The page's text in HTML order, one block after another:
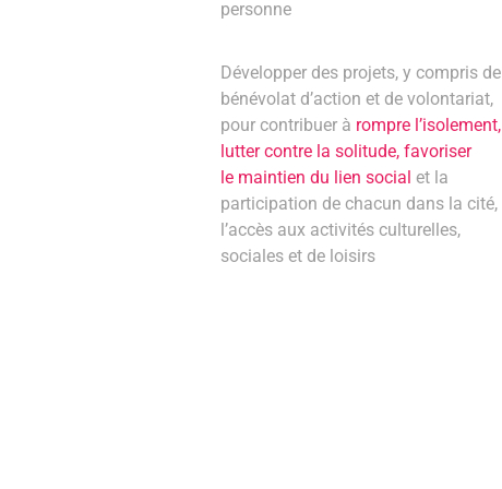
personne
Développer des projets, y compris de
bénévolat d’action et de volontariat,
pour contribuer à rompre l’isolement,
lutter contre la solitude, favoriser
le maintien du lien social et la
participation de chacun dans la cité,
l’accès aux activités culturelles,
sociales et de loisirs